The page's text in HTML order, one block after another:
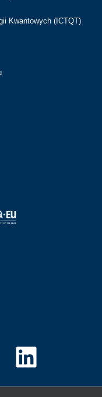
Kwantowych (ICTQT)